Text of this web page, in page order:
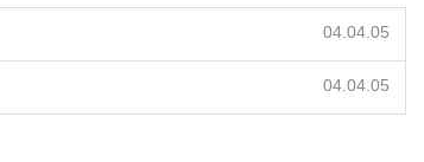
04.04.05
04.04.05